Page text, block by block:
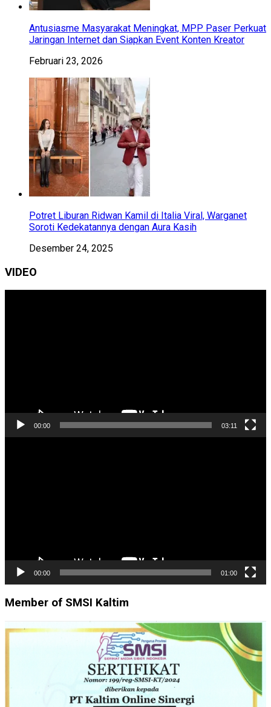
Antusiasme Masyarakat Meningkat, MPP Paser Perkuat
Jaringan Internet dan Siapkan Event Konten Kreator
Februari 23, 2026
Potret Liburan Ridwan Kamil di Italia Viral, Warganet
Soroti Kedekatannya dengan Aura Kasih
Desember 24, 2025
VIDEO
00:00 03:11
00:00 01:00
Member of SMSI Kaltim